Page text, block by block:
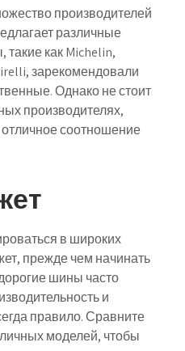
производителей
различные
как Michelin,
зарекомендовали
Однако не стоит
производителях,
соотношение
в широких
прежде чем начинать
шины часто
и
правило. Сравните
моделей, чтобы